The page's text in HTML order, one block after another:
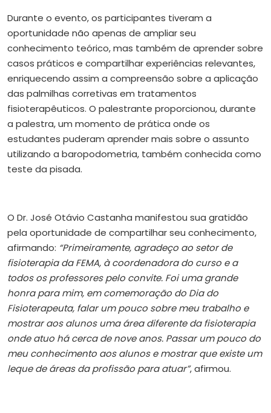
Durante o evento, os participantes tiveram a
oportunidade não apenas de ampliar seu
conhecimento teórico, mas também de aprender sobre
casos práticos e compartilhar experiências relevantes,
enriquecendo assim a compreensão sobre a aplicação
das palmilhas corretivas em tratamentos
fisioterapêuticos. O palestrante proporcionou, durante
a palestra, um momento de prática onde os
estudantes puderam aprender mais sobre o assunto
utilizando a baropodometria, também conhecida como
teste da pisada.
O Dr. José Otávio Castanha manifestou sua gratidão
pela oportunidade de compartilhar seu conhecimento,
afirmando: “Primeiramente, agradeço ao setor de
fisioterapia da FEMA, à coordenadora do curso e a
todos os professores pelo convite. Foi uma grande
honra para mim, em comemoração do Dia do
Fisioterapeuta, falar um pouco sobre meu trabalho e
mostrar aos alunos uma área diferente da fisioterapia
onde atuo há cerca de nove anos. Passar um pouco do
meu conhecimento aos alunos e mostrar que existe um
leque de áreas da profissão para atuar”, afirmou.